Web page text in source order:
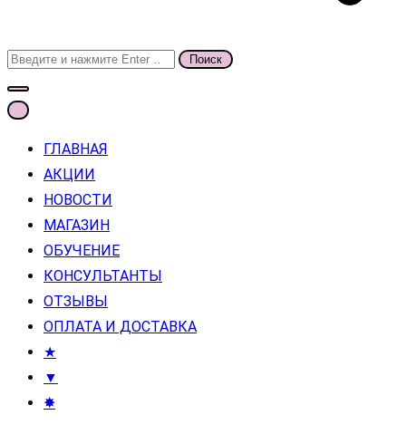
Поиск
для:
ГЛАВНАЯ
АКЦИИ
НОВОСТИ
МАГАЗИН
ОБУЧЕНИЕ
КОНСУЛЬТАНТЫ
ОТЗЫВЫ
ОПЛАТА И ДОСТАВКА
★
▼
✸